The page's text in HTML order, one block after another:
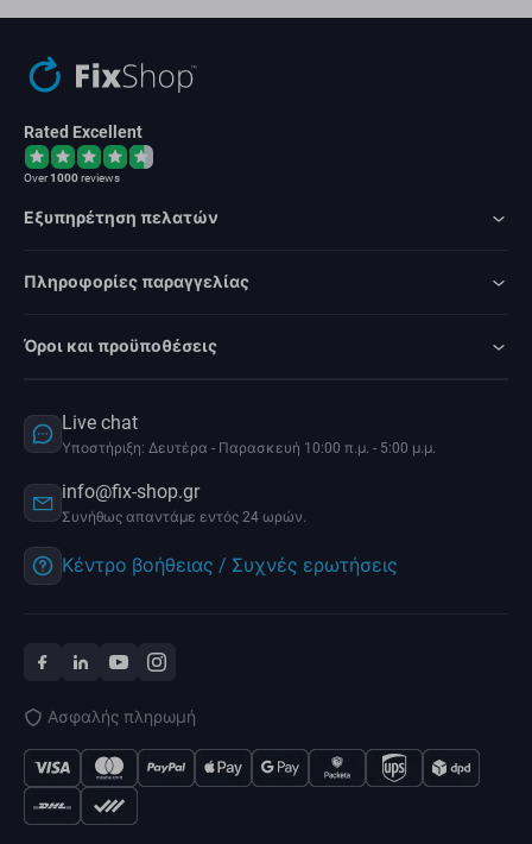
Rated Excellent
Over1000reviews
Εξυπηρέτηση πελατών
Πληροφορίες παραγγελίας
Όροι και προϋποθέσεις
Live chat
Υποστήριξη: Δευτέρα - Παρασκευή 10:00 π.μ. - 5:00 μ.μ.
info@fix-shop.gr
Συνήθως απαντάμε εντός 24 ωρών.
Κέντρο βοήθειας / Συχνές ερωτήσεις
Ασφαλής πληρωμή